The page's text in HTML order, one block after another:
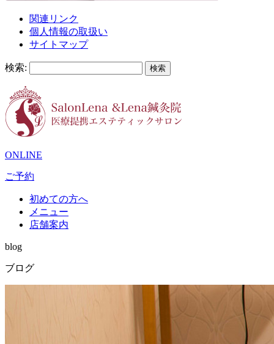
関連リンク
個人情報の取扱い
サイトマップ
検索:
ONLINE
ご予約
初めての方へ
メニュー
店舗案内
blog
ブログ